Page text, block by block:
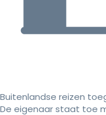
Buitenlandse reizen
De eigenaar staat toe